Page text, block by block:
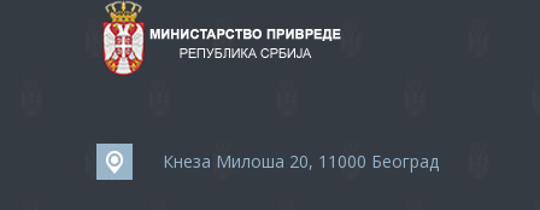
Кнеза Милоша 20, 11000 Београд